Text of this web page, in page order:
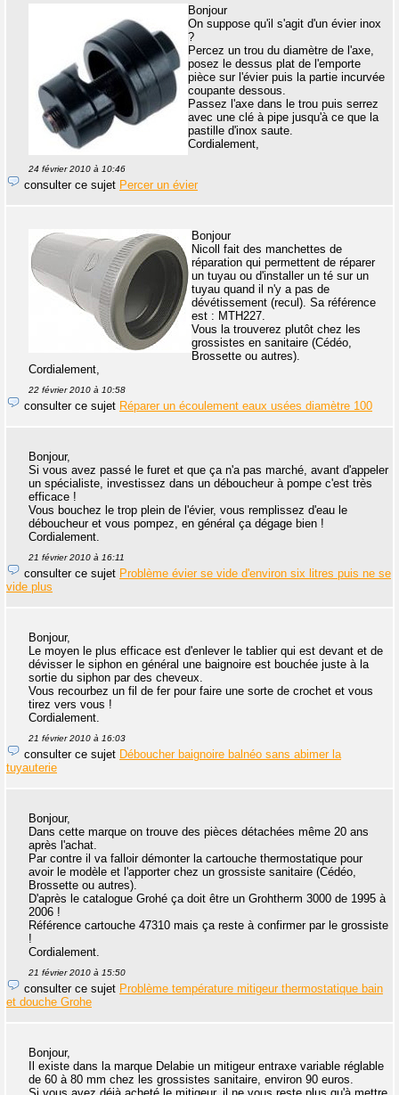
Bonjour
On suppose qu'il s'agit d'un évier inox
?
Percez un trou du diamètre de l'axe,
posez le dessus plat de l'emporte
pièce sur l'évier puis la partie incurvée
coupante dessous.
Passez l'axe dans le trou puis serrez
avec une clé à pipe jusqu'à ce que la
pastille d'inox saute.
Cordialement,
24 février 2010 à 10:46
consulter ce sujet Percer un évier
Bonjour
Nicoll fait des manchettes de
réparation qui permettent de réparer
un tuyau ou d'installer un té sur un
tuyau quand il n'y a pas de
dévétissement (recul). Sa référence
est : MTH227.
Vous la trouverez plutôt chez les
grossistes en sanitaire (Cédéo,
Brossette ou autres).
Cordialement,
22 février 2010 à 10:58
consulter ce sujet Réparer un écoulement eaux usées diamètre 100
Bonjour,
Si vous avez passé le furet et que ça n'a pas marché, avant d'appeler
un spécialiste, investissez dans un déboucheur à pompe c'est très
efficace !
Vous bouchez le trop plein de l'évier, vous remplissez d'eau le
déboucheur et vous pompez, en général ça dégage bien !
Cordialement.
21 février 2010 à 16:11
consulter ce sujet Problème évier se vide d'environ six litres puis ne se
vide plus
Bonjour,
Le moyen le plus efficace est d'enlever le tablier qui est devant et de
dévisser le siphon en général une baignoire est bouchée juste à la
sortie du siphon par des cheveux.
Vous recourbez un fil de fer pour faire une sorte de crochet et vous
tirez vers vous !
Cordialement.
21 février 2010 à 16:03
consulter ce sujet Déboucher baignoire balnéo sans abimer la
tuyauterie
Bonjour,
Dans cette marque on trouve des pièces détachées même 20 ans
après l'achat.
Par contre il va falloir démonter la cartouche thermostatique pour
avoir le modèle et l'apporter chez un grossiste sanitaire (Cédéo,
Brossette ou autres).
D'après le catalogue Grohé ça doit être un Grohtherm 3000 de 1995 à
2006 !
Référence cartouche 47310 mais ça reste à confirmer par le grossiste
!
Cordialement.
21 février 2010 à 15:50
consulter ce sujet Problème température mitigeur thermostatique bain
et douche Grohe
Bonjour,
Il existe dans la marque Delabie un mitigeur entraxe variable réglable
de 60 à 80 mm chez les grossistes sanitaire, environ 90 euros.